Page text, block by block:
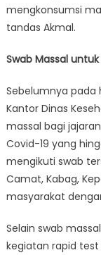
mengkonsumsi
tandas Akmal.
Swab Massal
Sebelumnya pada
Kantor Dinas
massal bagi
Covid-19 yang
mengikuti swab
Camat, Kabag,
masyarakat
Selain swab
kegiatan rapid test